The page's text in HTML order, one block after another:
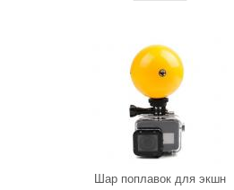
Шар поплавок для экшн